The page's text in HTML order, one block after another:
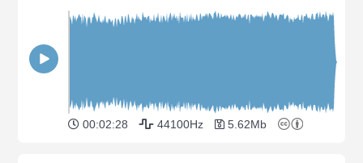
00:02:28 44100Hz 5.62Mb